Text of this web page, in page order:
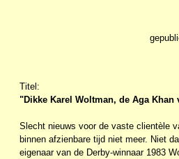
Titel:
"Dikke Karel Woltman, de Aga Khan
Slecht nieuws voor de vaste clientèle
binnen afzienbare tijd niet meer. Niet
eigenaar van de Derby-winnaar 1983